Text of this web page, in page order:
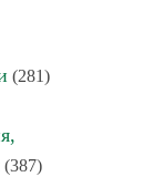
(281)
(387)